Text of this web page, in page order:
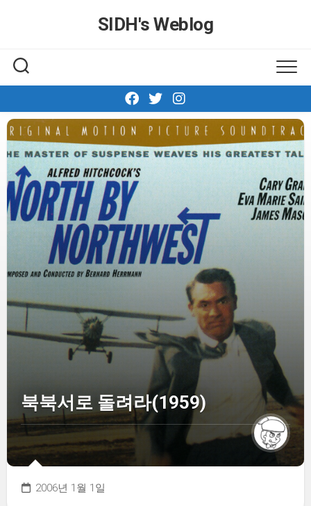
SIDH′s Weblog
북북서로 돌려라(1959)
2006년 1월 1일